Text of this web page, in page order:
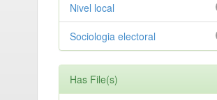
Nivel local
Sociologia electoral
Has File(s)